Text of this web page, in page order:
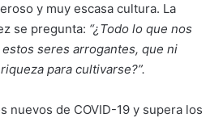
y muy escasa cultura. La
se pregunta: “¿Todo lo que nos
seres arrogantes, que ni
para cultivarse?”.
nuevos de COVID-19 y supera los